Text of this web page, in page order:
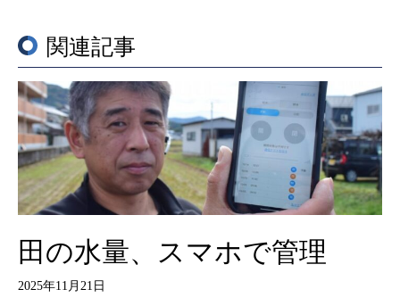
関連記事
田の水量、スマホで管理
2025年11月21日